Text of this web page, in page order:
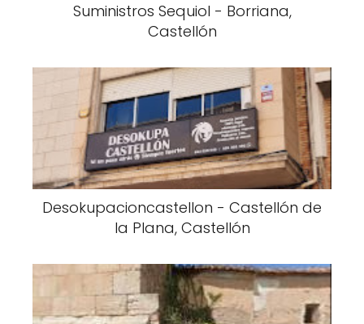
Suministros Sequiol - Borriana,
Castellón
Desokupacioncastellon - Castellón de
la Plana, Castellón